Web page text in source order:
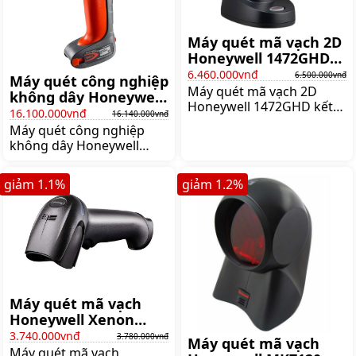
Máy quét công nghiệp
không dây Honeywell
Granit 1981i (2D)
16.100.000vnđ 16.140.000vnđ
Máy quét công nghiệp
không dây Honeywell
được cả những mã nhỏ
2mil đến 100mil. Khoảng
cách kết nối lên đến
100m. Khoảng cách quét:
15cm - 16m,
Giá:16.140.000 đ
Máy quét mã vạch 2D
Honeywell 1472GHD
(không dây)
6.460.000vnđ 6.500.000vnđ
Máy quét mã vạch 2D
Honeywell 1472GHD kết
Giá:6.500.000 đ
Máy quét mã vạch
Honeywell Xenon
1950GHD
3.740.000vnđ 3.780.000vnđ
giảm 1.1%
Máy quét mã vạch
giảm 1.2%